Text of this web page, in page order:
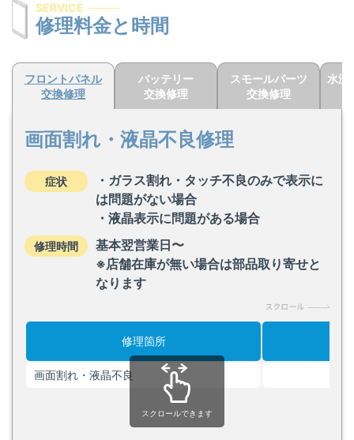
SERVICE
修理料金と時間
フロントパネル
交換修理
バッテリー
交換修理
スモールパーツ
交換修理
水没
画面割れ・液晶不良修理
症状
・ガラス割れ・タッチ不良のみで表示に
は問題がない場合
・液晶表示に問題がある場合
修理時間
基本翌営業日〜
※店舗在庫が無い場合は部品取り寄せと
なります
修理箇所
画面割れ・液晶不良
スクロールできます